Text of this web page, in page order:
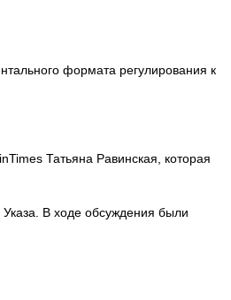
формата регулирования к
Татьяна Равинская, которая
В ходе обсуждения были